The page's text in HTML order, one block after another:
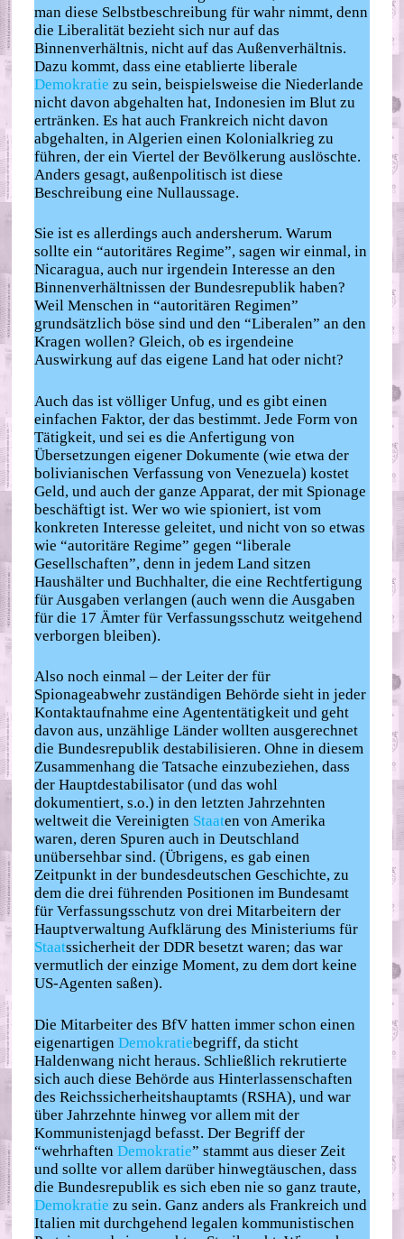
man diese Selbstbeschreibung für wahr nimmt, denn
die Liberalität bezieht sich nur auf das
Binnenverhältnis, nicht auf das Außenverhältnis.
Dazu kommt, dass eine etablierte liberale
Demokratie zu sein, beispielsweise die Niederlande
nicht davon abgehalten hat, Indonesien im Blut zu
ertränken. Es hat auch Frankreich nicht davon
abgehalten, in Algerien einen Kolonialkrieg zu
führen, der ein Viertel der Bevölkerung auslöschte.
Anders gesagt, außenpolitisch ist diese
Beschreibung eine Nullaussage.
Sie ist es allerdings auch andersherum. Warum
sollte ein “autoritäres Regime”, sagen wir einmal, in
Nicaragua, auch nur irgendein Interesse an den
Binnenverhältnissen der Bundesrepublik haben?
Weil Menschen in “autoritären Regimen”
grundsätzlich böse sind und den “Liberalen” an den
Kragen wollen? Gleich, ob es irgendeine
Auswirkung auf das eigene Land hat oder nicht?
Auch das ist völliger Unfug, und es gibt einen
einfachen Faktor, der das bestimmt. Jede Form von
Tätigkeit, und sei es die Anfertigung von
Übersetzungen eigener Dokumente (wie etwa der
bolivianischen Verfassung von Venezuela) kostet
Geld, und auch der ganze Apparat, der mit Spionage
beschäftigt ist. Wer wo wie spioniert, ist vom
konkreten Interesse geleitet, und nicht von so etwas
wie “autoritäre Regime” gegen “liberale
Gesellschaften”, denn in jedem Land sitzen
Haushälter und Buchhalter, die eine Rechtfertigung
für Ausgaben verlangen (auch wenn die Ausgaben
für die 17 Ämter für Verfassungsschutz weitgehend
verborgen bleiben).
Also noch einmal – der Leiter der für
Spionageabwehr zuständigen Behörde sieht in jeder
Kontaktaufnahme eine Agententätigkeit und geht
davon aus, unzählige Länder wollten ausgerechnet
die Bundesrepublik destabilisieren. Ohne in diesem
Zusammenhang die Tatsache einzubeziehen, dass
der Hauptdestabilisator (und das wohl
dokumentiert, s.o.) in den letzten Jahrzehnten
weltweit die Vereinigten Staaten von Amerika
waren, deren Spuren auch in Deutschland
unübersehbar sind. (Übrigens, es gab einen
Zeitpunkt in der bundesdeutschen Geschichte, zu
dem die drei führenden Positionen im Bundesamt
für Verfassungsschutz von drei Mitarbeitern der
Hauptverwaltung Aufklärung des Ministeriums für
Staatssicherheit der DDR besetzt waren; das war
vermutlich der einzige Moment, zu dem dort keine
US-Agenten saßen).
Die Mitarbeiter des BfV hatten immer schon einen
eigenartigenDemokratiebegriff, da sticht
Haldenwang nicht heraus. Schließlich rekrutierte
sich auch diese Behörde aus Hinterlassenschaften
des Reichssicherheitshauptamts (RSHA), und war
über Jahrzehnte hinweg vor allem mit der
Kommunistenjagd befasst. Der Begriff der
“wehrhaftenDemokratie” stammt aus dieser Zeit
und sollte vor allem darüber hinwegtäuschen, dass
die Bundesrepublik es sich eben nie so ganz traute,
Demokratie zu sein. Ganz anders als Frankreich und
Italien mit durchgehend legalen kommunistischen